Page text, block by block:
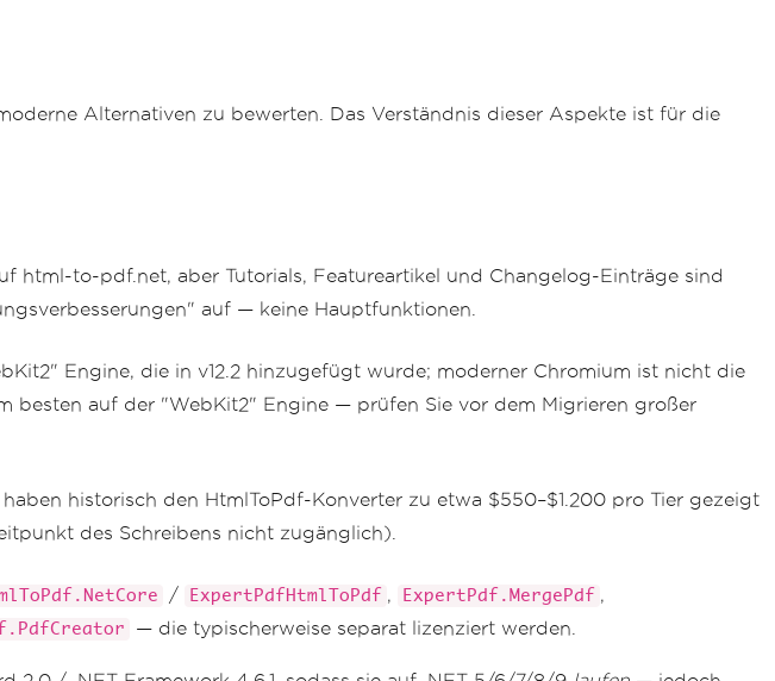
Alternativen zu bewerten. Das Verständnis dieser Aspekte ist für die
html-to-pdf.net, aber Tutorials, Featureartikel und Changelog-Einträge sind
auf — keine Hauptfunktionen.
Engine, die in v12.2 hinzugefügt wurde; moderner Chromium ist nicht die
besten auf der "WebKit2" Engine — prüfen Sie vor dem Migrieren großer
historisch den HtmlToPdf-Konverter zu etwa $550–$1.200 pro Tier gezeigt
des Schreibens nicht zugänglich).
/ ExpertPdfHtmlToPdf , ExpertPdf.MergePdf ,
— die typischerweise separat lizenziert werden.